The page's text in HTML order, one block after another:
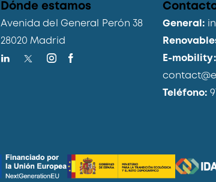
Dónde estamos
Avenida del General Perón 38
28020 Madrid
General:
E-mobility:
Teléfono: